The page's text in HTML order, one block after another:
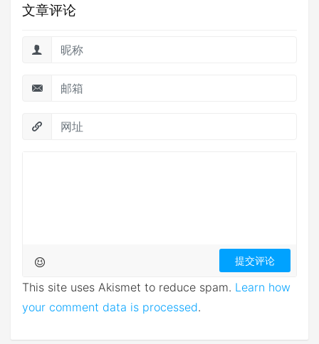
文章评论
This site uses Akismet to reduce spam. Learn how
your comment data is processed.